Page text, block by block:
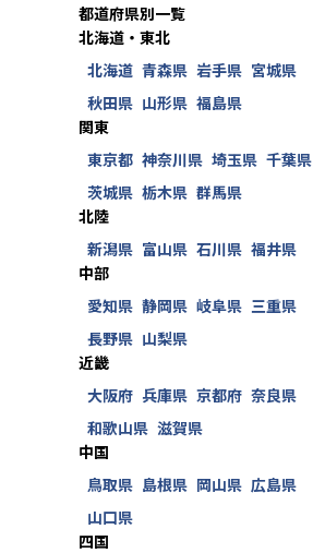
都道府県別一覧
北海道・東北
北海道 青森県 岩手県 宮城県
秋田県 山形県 福島県
関東
東京都 神奈川県 埼玉県 千葉県
茨城県 栃木県 群馬県
北陸
新潟県 富山県 石川県 福井県
中部
愛知県 静岡県 岐阜県 三重県
長野県 山梨県
近畿
大阪府 兵庫県 京都府 奈良県
和歌山県 滋賀県
中国
鳥取県 島根県 岡山県 広島県
山口県
四国